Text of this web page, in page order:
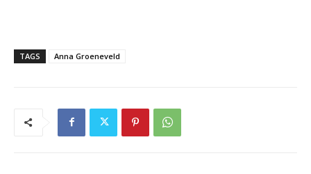
TAGS Anna Groeneveld